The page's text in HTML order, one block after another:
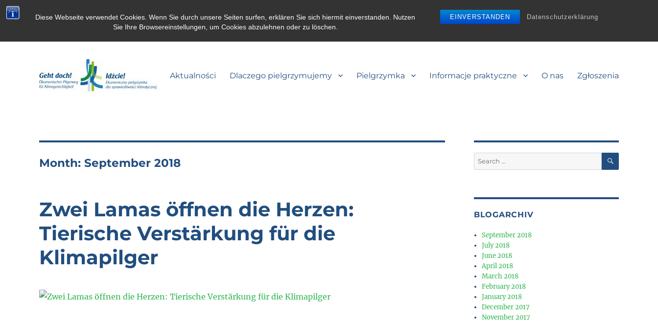
Diese Webseite verwendet Cookies. Wenn Sie durch unsere Seiten surfen, erklären Sie sich hiermit einverstanden. Nutzen
Sie Ihre Browsereinstellungen, um Cookies abzulehnen oder zu löschen.
EINVERSTANDEN Datenschutzerklärung
Aktualności Dlaczego pielgrzymujemy Pielgrzymka Informacje praktyczne O nas Zgłoszenia
Month:September 2018
Zwei Lamas öffnen die Herzen:
Tierische Verstärkung für die
Klimapilger
Search
for:
SEARCH
BLOGARCHIV
September 2018
July 2018
June 2018
April 2018
March 2018
February 2018
January 2018
December 2017
November 2017